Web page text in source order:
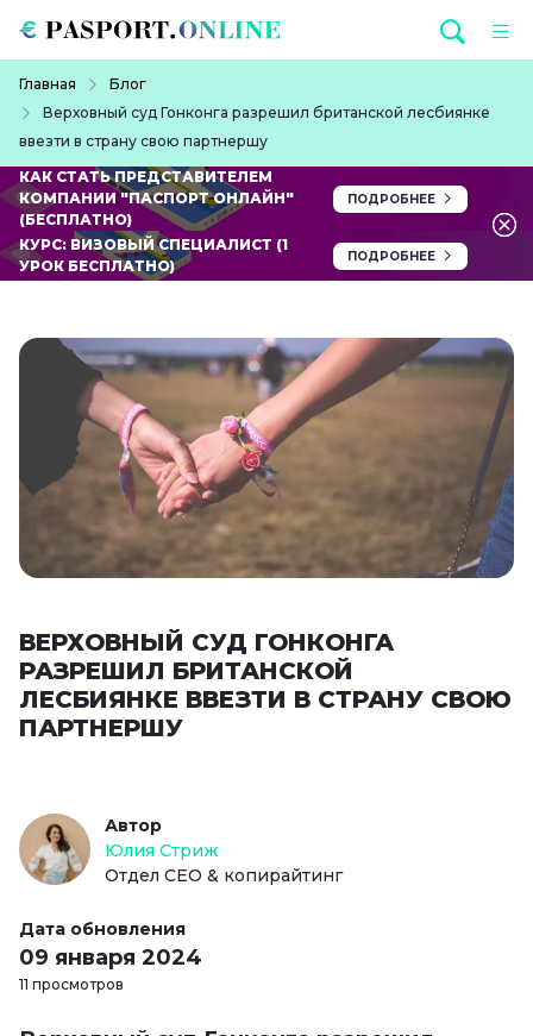
Главная
Блог
Верховный суд Гонконга разрешил британской лесбиянке
ввезти в страну свою партнершу
КАК СТАТЬ ПРЕДСТАВИТЕЛЕМ
КОМПАНИИ "ПАСПОРТ ОНЛАЙН"
(БЕСПЛАТНО)
ПОДРОБНЕЕ
КУРС: ВИЗОВЫЙ СПЕЦИАЛИСТ (1
УРОК БЕСПЛАТНО)
ПОДРОБНЕЕ
ВЕРХОВНЫЙ СУД ГОНКОНГА
РАЗРЕШИЛ БРИТАНСКОЙ
ЛЕСБИЯНКЕ ВВЕЗТИ В СТРАНУ СВОЮ
ПАРТНЕРШУ
Автор
Юлия Стриж
Отдел СЕО & копирайтинг
Дата обновления
09 января 2024
11 просмотров